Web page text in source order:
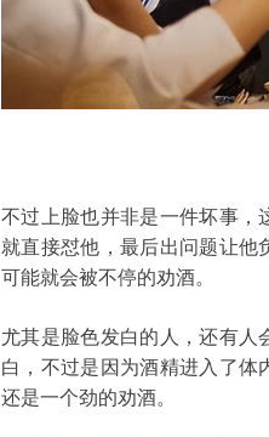
不过上脸也并非是一件坏事，
就直接怼他，最后出问题让他
可能就会被不停的劝酒。
尤其是脸色发白的人，还有
白，不过是因为酒精进入了体
还是一个劲的劝酒。